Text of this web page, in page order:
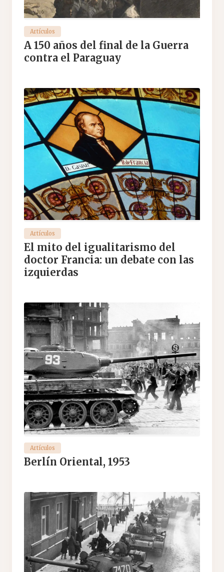
Artículos
A 150 años del final de la Guerra
contra el Paraguay
Artículos
El mito del igualitarismo del
doctor Francia: un debate con las
izquierdas
Artículos
Berlín Oriental, 1953